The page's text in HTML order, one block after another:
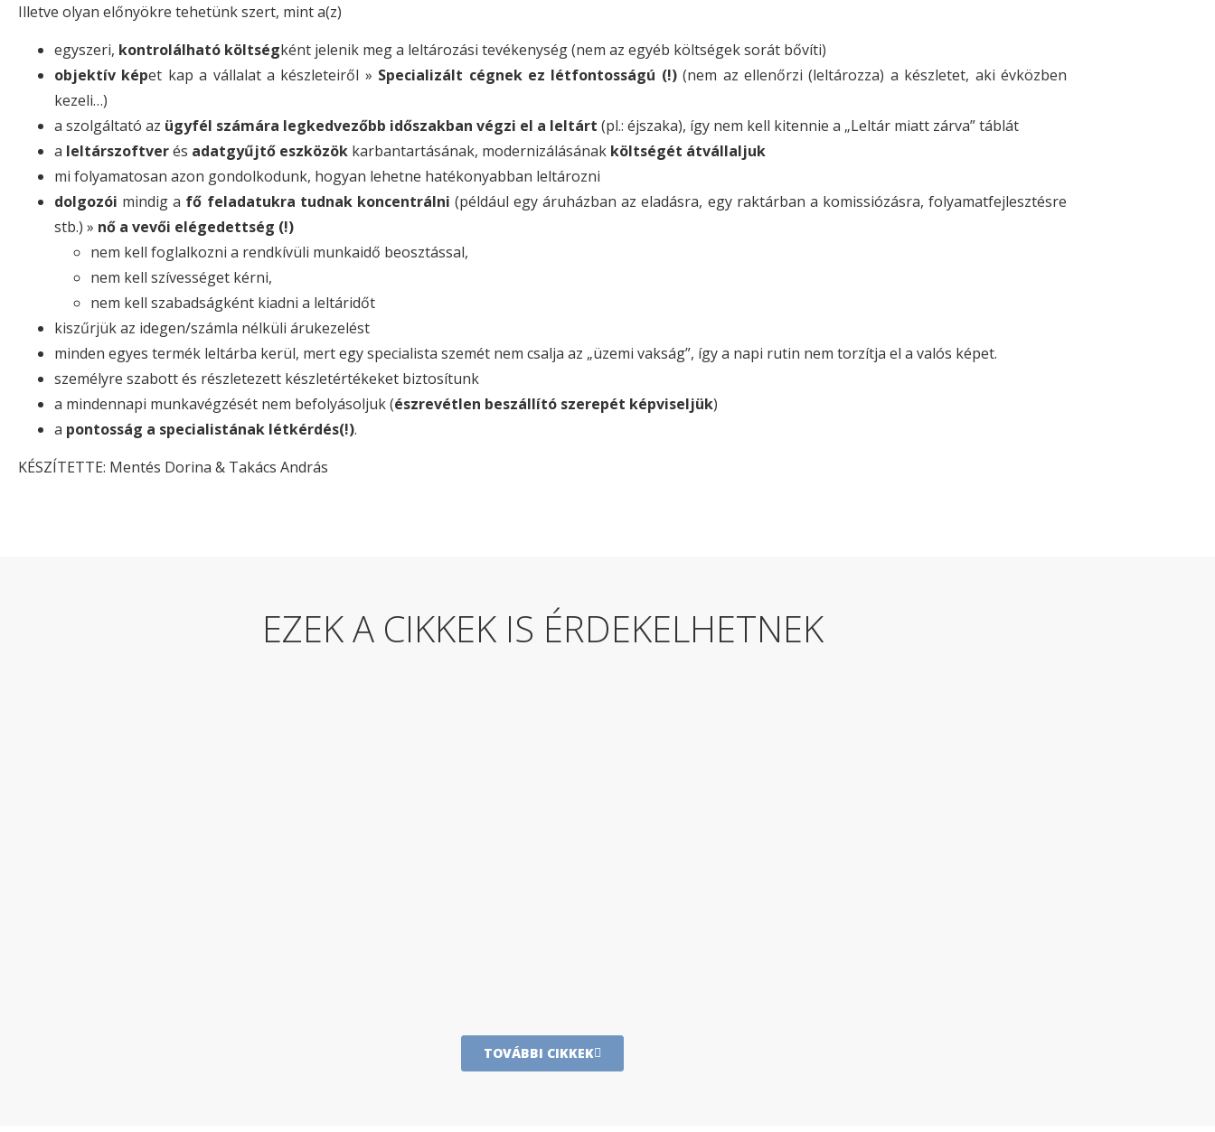
Illetve olyan előnyökre tehetünk szert, mint a(z)
egyszeri, kontrolálható költségként jelenik meg a leltározási tevékenység (nem az egyéb költségek sorát bővíti)
objektív képet kap a vállalat a készleteiről » Specializált cégnek ez létfontosságú (!)(nem az ellenőrzi (leltározza) a készletet, aki évközben
kezeli…)
a szolgáltató az ügyfél számára legkedvezőbb időszakban végzi el a leltárt (pl.: éjszaka), így nem kell kitennie a „Leltár miatt zárva” táblát
a leltárszoftverés adatgyűjtő eszközök karbantartásának, modernizálásának költségét átvállaljuk
mi folyamatosan azon gondolkodunk, hogyan lehetne hatékonyabban leltározni
dolgozói mindig a fő feladatukra tudnak koncentrálni (például egy áruházban az eladásra, egy raktárban a komissiózásra, folyamatfejlesztésre
stb.) » nő a vevői elégedettség (!)
nem kell foglalkozni a rendkívüli munkaidő beosztással,
nem kell szívességet kérni,
nem kell szabadságként kiadni a leltáridőt
kiszűrjük az idegen/számla nélküli árukezelést
minden egyes termék leltárba kerül, mert egy specialista szemét nem csalja az „üzemi vakság”, így a napi rutin nem torzítja el a valós képet.
személyre szabott és részletezett készletértékeket biztosítunk
a mindennapi munkavégzését nem befolyásoljuk (észrevétlen beszállító szerepét képviseljük)
a pontosság a specialistának létkérdés(!).
KÉSZÍTETTE: Mentés Dorina & Takács András
EZEK A CIKKEK IS ÉRDEKELHETNEK
TOVÁBBI CIKKEK